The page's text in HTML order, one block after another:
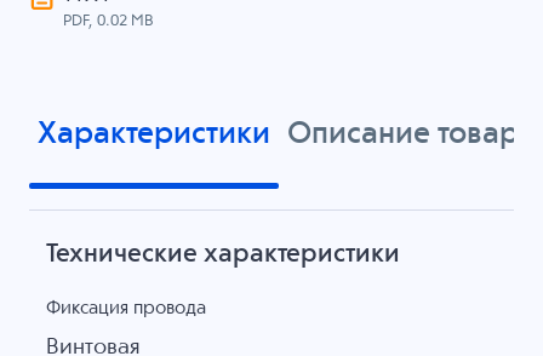
PDF, 0.02 MB
Характеристики Описание товара
Технические характеристики
Фиксация провода
Винтовая